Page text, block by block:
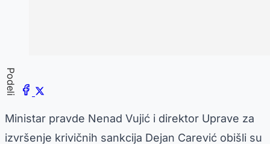
Podeli
Ministar pravde Nenad Vujić i direktor Uprave za
izvršenje krivičnih sankcija Dejan Carević obišli su